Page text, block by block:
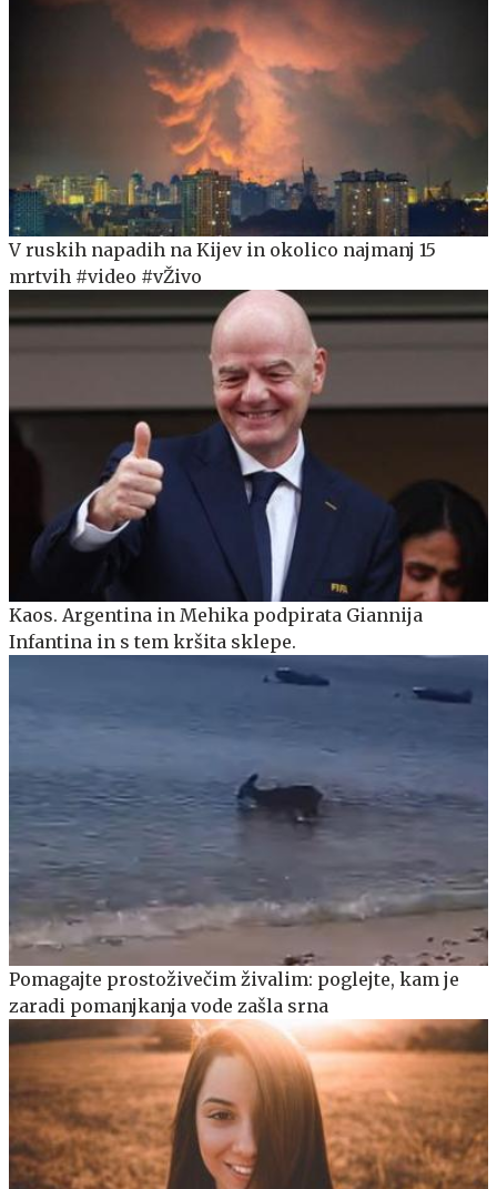
V ruskih napadih na Kijev in okolico najmanj 15
mrtvih #video #vŽivo
Kaos. Argentina in Mehika podpirata Giannija
Infantina in s tem kršita sklepe.
Pomagajte prostoživečim živalim: poglejte, kam je
zaradi pomanjkanja vode zašla srna